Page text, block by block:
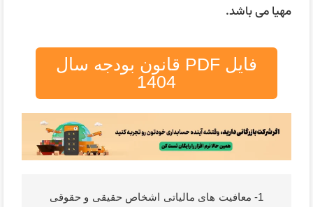
مهیا می باشد.
فایل PDF قانون بودجه سال
1404
1- معافیت های مالیاتی اشخاص حقیقی و حقوقی